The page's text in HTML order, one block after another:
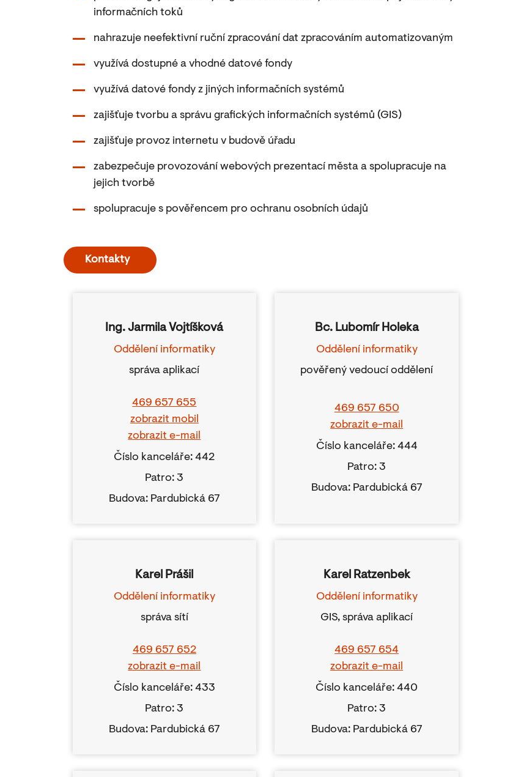
informačních toků
nahrazuje neefektivní ruční zpracování dat zpracováním automatizovaným
využívá dostupné a vhodné datové fondy
využívá datové fondy z jiných informačních systémů
zajišťuje tvorbu a správu grafických informačních systémů (GIS)
zajišťuje provoz internetu v budově úřadu
zabezpečuje provozování webových prezentací města a spolupracuje na
jejich tvorbě
spolupracuje s pověřencem pro ochranu osobních údajů
Kontakty
Ing. Jarmila Vojtíšková
Oddělení informatiky
správa aplikací
469 657 655
zobrazit mobil
zobrazit e-mail
Číslo kanceláře: 442
Patro: 3
Budova: Pardubická 67
Bc. Lubomír Holeka
Oddělení informatiky
pověřený vedoucí oddělení
469 657 650
zobrazit e-mail
Číslo kanceláře: 444
Patro: 3
Budova: Pardubická 67
Karel Prášil
Oddělení informatiky
správa sítí
469 657 652
zobrazit e-mail
Číslo kanceláře: 433
Patro: 3
Budova: Pardubická 67
Karel Ratzenbek
Oddělení informatiky
GIS, správa aplikací
469 657 654
zobrazit e-mail
Číslo kanceláře: 440
Patro: 3
Budova: Pardubická 67